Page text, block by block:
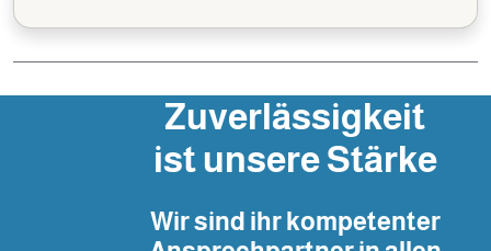
Zuverlässigkeit
ist unsere Stärke
Wir sind ihr kompetenter